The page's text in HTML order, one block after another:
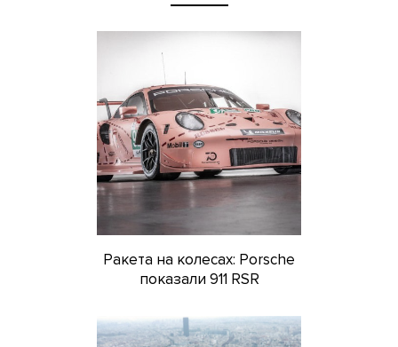
Ракета на колесах: Porsche
показали 911 RSR